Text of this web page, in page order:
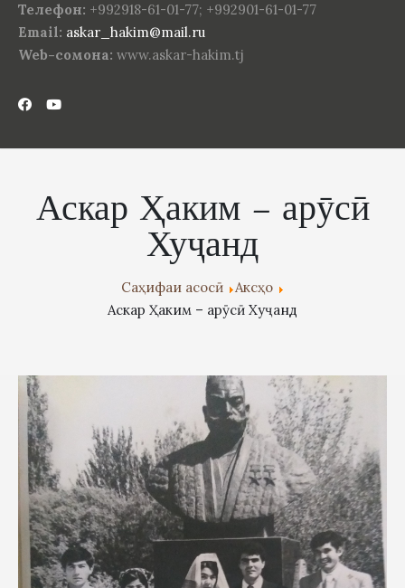
Телефон: +992918-61-01-77; +992901-61-01-77
Email: askar_hakim@mail.ru
Web-сомона: www.askar-hakim.tj
Аскар Ҳаким – арӯсӣ
Хуҷанд
Саҳифаи асосӣ
Аксҳо
Аскар Ҳаким – арӯсӣ Хуҷанд